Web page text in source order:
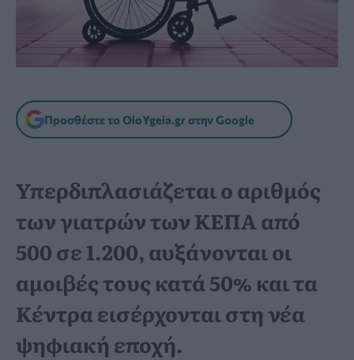
Προσθέστε το OloYgeia.gr στην Google
Υπερδιπλασιάζεται ο αριθμός
των γιατρών των ΚΕΠΑ από
500 σε 1.200, αυξάνονται οι
αμοιβές τους κατά 50% και τα
Κέντρα εισέρχονται στη νέα
ψηφιακή εποχή.